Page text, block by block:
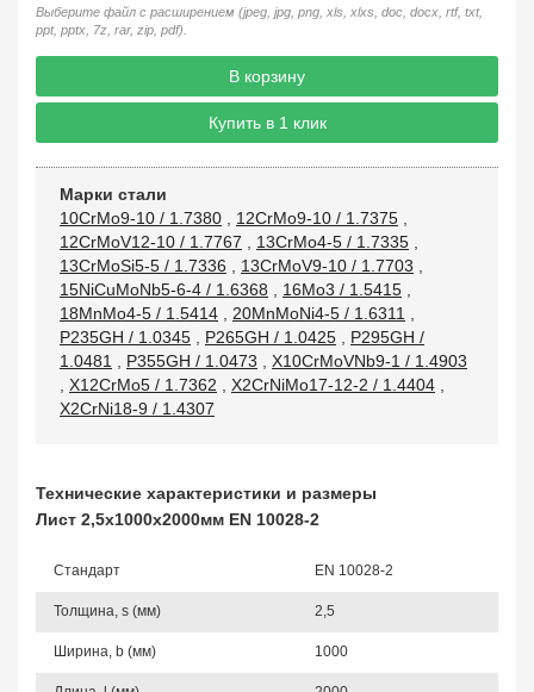
Выберите файл с расширением (jpeg, jpg, png, xls, xlxs, doc, docx, rtf, txt,
ppt, pptx, 7z, rar, zip, pdf).
В корзину
Купить в 1 клик
Марки стали
10CrMo9-10 / 1.7380
12CrMo9-10 / 1.7375
12CrMoV12-10 / 1.7767
13CrMo4-5 / 1.7335
13CrMoSi5-5 / 1.7336
13CrMoV9-10 / 1.7703
15NiCuMoNb5-6-4 / 1.6368
16Mo3 / 1.5415
18MnMo4-5 / 1.5414
20MnMoNi4-5 / 1.6311
P235GH / 1.0345
P265GH / 1.0425
P295GH /
1.0481
P355GH / 1.0473
X10CrMoVNb9-1 / 1.4903
X12CrMo5 / 1.7362 X2CrNiMo17-12-2 / 1.4404
X2CrNi18-9 / 1.4307
Технические характеристики и размеры
Лист 2,5х1000х2000мм EN 10028-2
Стандарт EN 10028-2
Толщина, s (мм) 2,5
Ширина, b (мм) 1000